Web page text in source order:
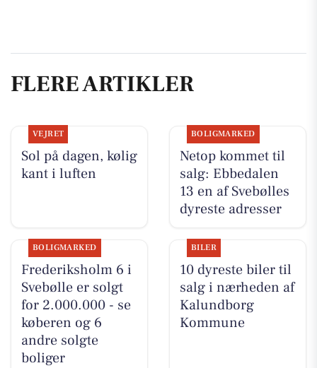
FLERE ARTIKLER
VEJRET
Sol på dagen, kølig
kant i luften
BOLIGMARKED
Netop kommet til
salg: Ebbedalen
13 en af Svebølles
dyreste adresser
BOLIGMARKED
Frederiksholm 6 i
Svebølle er solgt
for 2.000.000 - se
køberen og 6
andre solgte
boliger
BILER
10 dyreste biler til
salg i nærheden af
Kalundborg
Kommune